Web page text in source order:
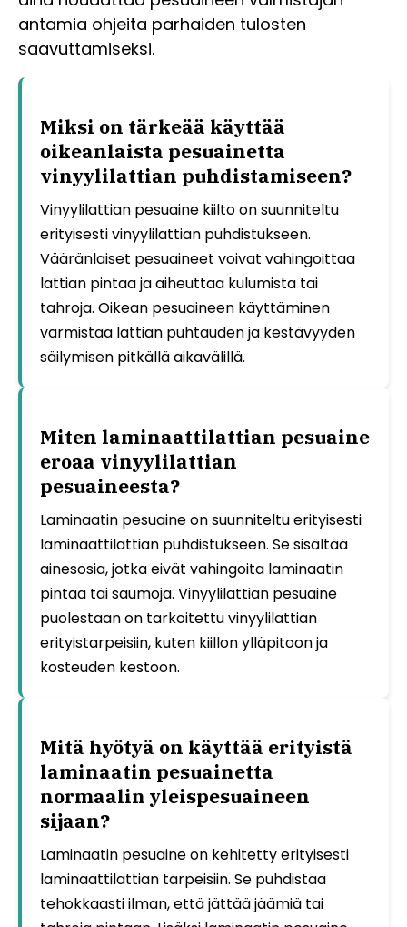
antamia ohjeita parhaiden tulosten
saavuttamiseksi.
Miksi on tärkeää käyttää
oikeanlaista pesuainetta
vinyylilattian puhdistamiseen?
Vinyylilattian pesuaine kiilto on suunniteltu
erityisesti vinyylilattian puhdistukseen.
Vääränlaiset pesuaineet voivat vahingoittaa
lattian pintaa ja aiheuttaa kulumista tai
tahroja. Oikean pesuaineen käyttäminen
varmistaa lattian puhtauden ja kestävyyden
säilymisen pitkällä aikavälillä.
Miten laminaattilattian pesuaine
eroaa vinyylilattian
pesuaineesta?
Laminaatin pesuaine on suunniteltu erityisesti
laminaattilattian puhdistukseen. Se sisältää
ainesosia, jotka eivät vahingoita laminaatin
pintaa tai saumoja. Vinyylilattian pesuaine
puolestaan on tarkoitettu vinyylilattian
erityistarpeisiin, kuten kiillon ylläpitoon ja
kosteuden kestoon.
Mitä hyötyä on käyttää erityistä
laminaatin pesuainetta
normaalin yleispesuaineen
sijaan?
Laminaatin pesuaine on kehitetty erityisesti
laminaattilattian tarpeisiin. Se puhdistaa
tehokkaasti ilman, että jättää jäämiä tai